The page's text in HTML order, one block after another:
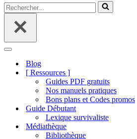
Rechercher...
Menu
navigation
Blog
[ Ressources ]
Guides PDF gratuits
Nos manuels pratiques
Bons plans et Codes promos
Guide Débutant
Lexique survivaliste
Médiathèque
Bibliothèque